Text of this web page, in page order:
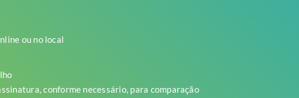
ou no local
conforme necessário, para comparação